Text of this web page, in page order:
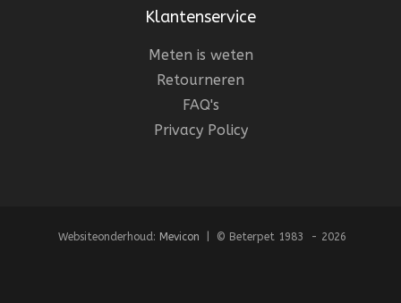
Klantenservice
Meten is weten
Retourneren
FAQ's
Privacy Policy
Websiteonderhoud: Mevicon | © Beterpet 1983 - 2026